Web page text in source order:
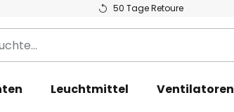
50 Tage Retoure
Leuchtmittel Ventilatoren